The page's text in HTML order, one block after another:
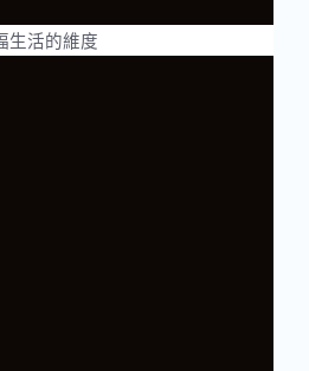
生活的維度